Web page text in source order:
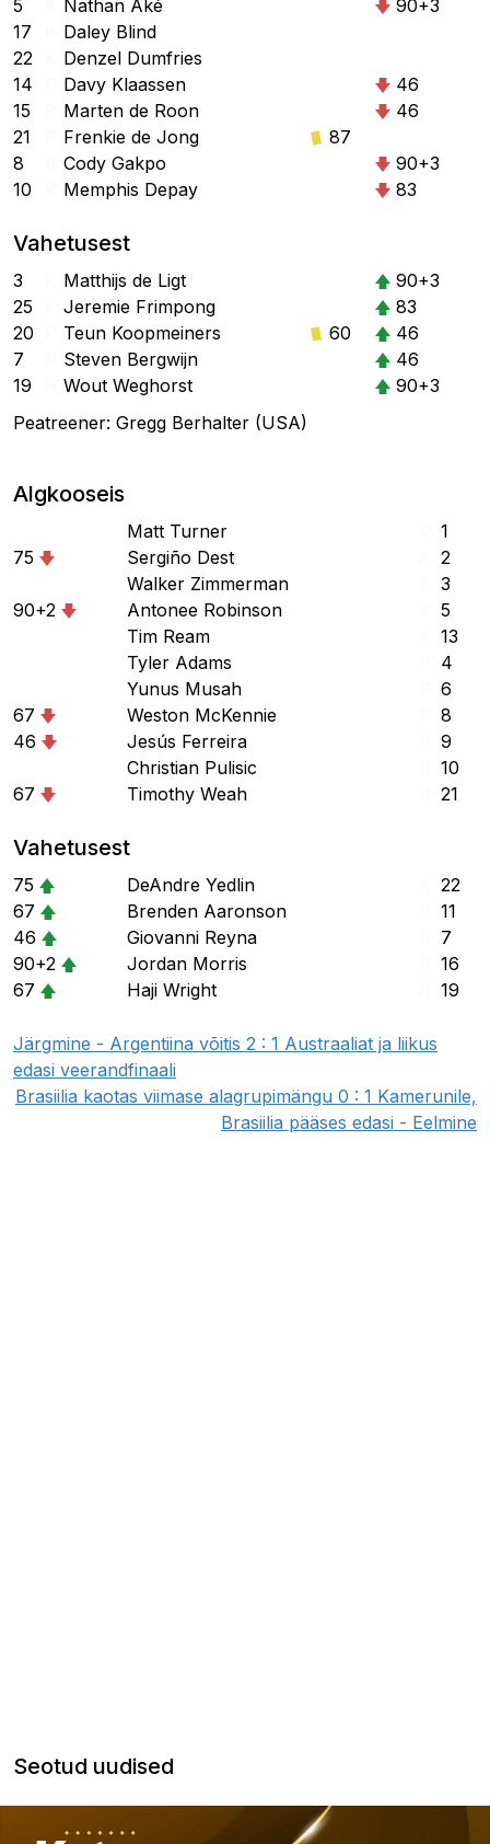
5 Nathan Aké
90+3
17
Daley Blind
22
Denzel Dumfries
14
Davy Klaassen
46
15
Marten de Roon
46
21
Frenkie de Jong
87
8
Cody Gakpo
90+3
10
Memphis Depay 83
Vahetusest
3 Matthijs de Ligt
90+3
25
Jeremie Frimpong
83
20
Teun Koopmeiners 60
46
7
Steven Bergwijn
46
19
Wout Weghorst
90+3
Peatreener: Gregg Berhalter (USA)
Algkooseis
Matt Turner
1
75
Sergiño Dest
2
Walker Zimmerman
3
90+2
Antonee Robinson
5
Tim Ream
13
Tyler Adams
4
Yunus Musah
6
67
Weston McKennie
8
46
Jesús Ferreira
9
Christian Pulisic
10
67
Timothy Weah 21
Vahetusest
75 DeAndre Yedlin
22
67
Brenden Aaronson
11
46
Giovanni Reyna
7
90+2
Jordan Morris
16
67
Haji Wright 19
Järgmine - Argentiina võitis 2 : 1 Austraaliat ja liikus
edasi veerandfinaali
Brasiilia kaotas viimase alagrupimängu 0 : 1 Kamerunile,
Brasiilia pääses edasi - Eelmine
Seotud uudised